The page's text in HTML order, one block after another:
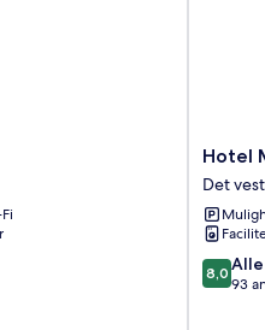
Hotel
Mosaic
City
Centre
Det
vestlige
Hotel
Det
8.0
ud
8,0
93